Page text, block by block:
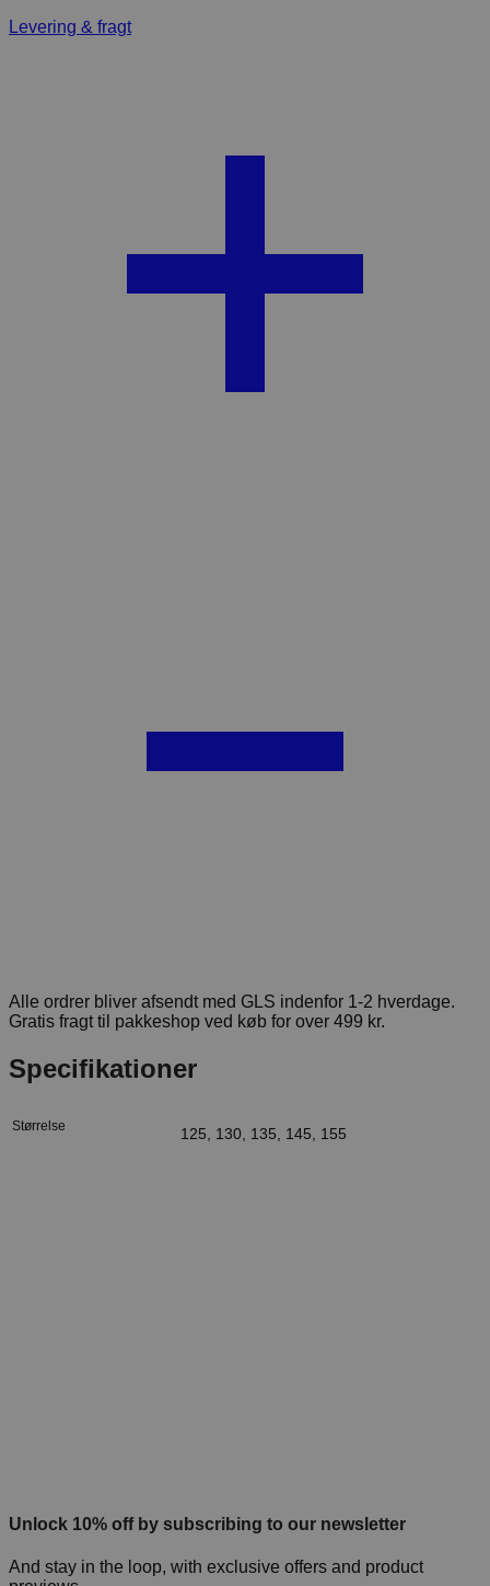
Levering & fragt
Alle ordrer bliver afsendt med GLS indenfor 1-2 hverdage.
Gratis fragt til pakkeshop ved køb for over 499 kr.
Specifikationer
Størrelse 125, 130, 135, 145, 155
Unlock 10% off by subscribing to our newsletter
And stay in the loop, with exclusive offers and product